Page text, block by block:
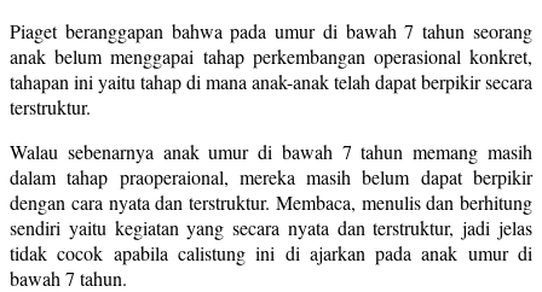
Piaget beranggapan bahwa pada umur di bawah 7 tahun seorang
anak belum menggapai tahap perkembangan operasional konkret,
tahapan ini yaitu tahap di mana anak-anak telah dapat berpikir secara
terstruktur.
Walau sebenarnya anak umur di bawah 7 tahun memang masih
dalam tahap praoperaional, mereka masih belum dapat berpikir
dengan cara nyata dan terstruktur. Membaca, menulis dan berhitung
sendiri yaitu kegiatan yang secara nyata dan terstruktur, jadi jelas
tidak cocok apabila calistung ini di ajarkan pada anak umur di
bawah 7 tahun.